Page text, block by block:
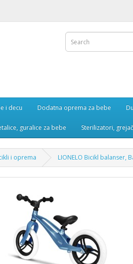
i decu Dodatna oprema za bebe
guralice za bebe Sterilizatori,
i oprema LIONELO Bicikl balanser,